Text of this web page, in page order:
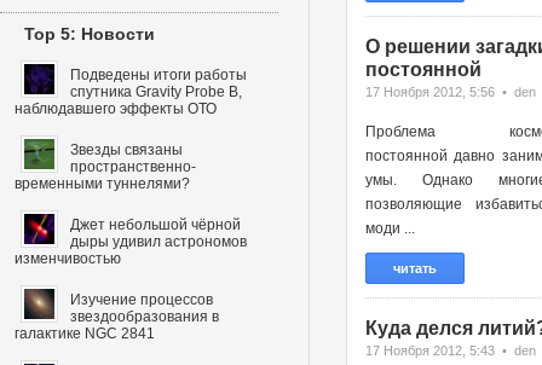
О решении
постоянной
17 Ноября 2012, 5:56 • den
Проблема
постоянной давно
умы. Однако
позволяющие
моди ...
читать
Куда делся
17 Ноября 2012, 5:43 • den
Top 5: Новости
Подведены итоги работы
спутника Gravity Probe B,
наблюдавшего эффекты ОТО
Звезды связаны
пространственно-
временными туннелями?
Джет небольшой чёрной
дыры удивил астрономов
изменчивостью
Изучение процессов
звездообразования в
галактике NGC 2841